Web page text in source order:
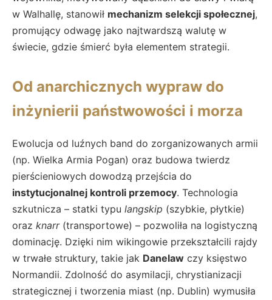
w Walhallę, stanowił mechanizm selekcji społecznej,
promujący odwagę jako najtwardszą walutę w
świecie, gdzie śmierć była elementem strategii.
Od anarchicznych wypraw do
inżynierii państwowości i morza
Ewolucja od luźnych band do zorganizowanych armii
(np. Wielka Armia Pogan) oraz budowa twierdz
pierścieniowych dowodzą przejścia do
instytucjonalnej kontroli przemocy. Technologia
szkutnicza – statki typu langskip (szybkie, płytkie)
oraz knarr(transportowe) – pozwoliła na logistyczną
dominację. Dzięki nim wikingowie przekształcili rajdy
w trwałe struktury, takie jak Danelaw czy księstwo
Normandii. Zdolność do asymilacji, chrystianizacji
strategicznej i tworzenia miast (np. Dublin) wymusiła